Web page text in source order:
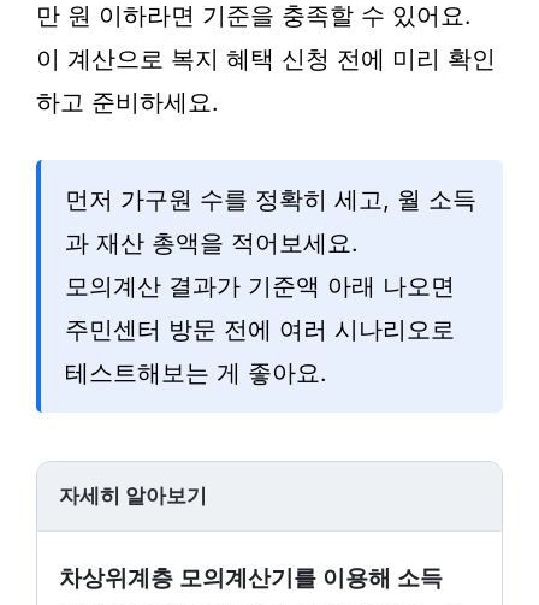
만 원 이하라면 기준을 충족할 수 있어요.
이 계산으로 복지 혜택 신청 전에 미리 확인
하고 준비하세요.
먼저 가구원 수를 정확히 세고, 월 소득
과 재산 총액을 적어보세요.
모의계산 결과가 기준액 아래 나오면
주민센터 방문 전에 여러 시나리오로
테스트해보는 게 좋아요.
자세히 알아보기
차상위계층 모의계산기를 이용해 소득